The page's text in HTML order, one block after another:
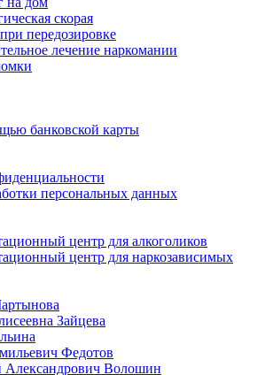
скорая
передозировке
лечение наркомании
банковской карты
персональных данных
центр для алкоголиков
центр для наркозависимых
Зайцева
Федотов
Александрович Волошин